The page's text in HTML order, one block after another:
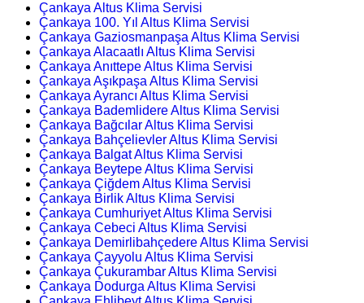
Çankaya Altus Klima Servisi
Çankaya 100. Yıl Altus Klima Servisi
Çankaya Gaziosmanpaşa Altus Klima Servisi
Çankaya Alacaatlı Altus Klima Servisi
Çankaya Anıttepe Altus Klima Servisi
Çankaya Aşıkpaşa Altus Klima Servisi
Çankaya Ayrancı Altus Klima Servisi
Çankaya Bademlidere Altus Klima Servisi
Çankaya Bağcılar Altus Klima Servisi
Çankaya Bahçelievler Altus Klima Servisi
Çankaya Balgat Altus Klima Servisi
Çankaya Beytepe Altus Klima Servisi
Çankaya Çiğdem Altus Klima Servisi
Çankaya Birlik Altus Klima Servisi
Çankaya Cumhuriyet Altus Klima Servisi
Çankaya Cebeci Altus Klima Servisi
Çankaya Demirlibahçedere Altus Klima Servisi
Çankaya Çayyolu Altus Klima Servisi
Çankaya Çukurambar Altus Klima Servisi
Çankaya Dodurga Altus Klima Servisi